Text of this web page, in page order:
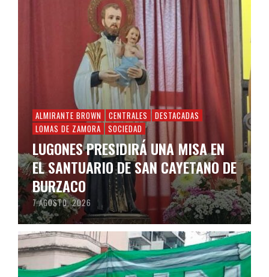
ALMIRANTE BROWN CENTRALES
DESTACADAS
LOMAS DE ZAMORA
SOCIEDAD
LUGONES PRESIDIRÁ UNA MISA EN
EL SANTUARIO DE SAN CAYETANO DE
BURZACO
7 AGOSTO, 2026